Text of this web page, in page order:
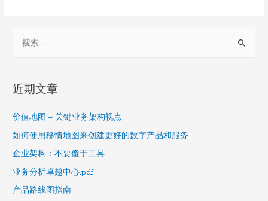
r
h
f
o
近期文章
价值地图 – 关键业务架构视点
如何使用移情地图来创建更好的数字产品和服务
企业架构：不要傻于工具
业务分析卓越中心.pdf
产品路线图指南